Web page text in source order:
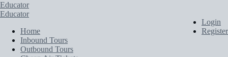
Educator
Login
Register
Educator
Home
Inbound Tours
Outbound Tours